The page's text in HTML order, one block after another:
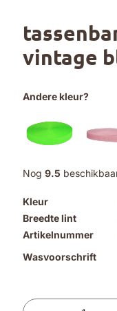
vintage
Nog 9.5
Kleur
Breedte lint
Artikelnummer
Wasvoorschrift
Andere kleur?